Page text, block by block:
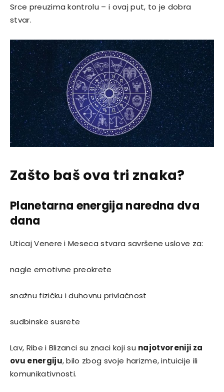
Srce preuzima kontrolu – i ovaj put, to je dobra
stvar.
Zašto baš ova tri znaka?
Planetarna energija naredna dva
dana
Uticaj Venere i Meseca stvara savršene uslove za:
nagle emotivne preokrete
snažnu fizičku i duhovnu privlačnost
sudbinske susrete
Lav, Ribe i Blizanci su znaci koji su najotvoreniji za
ovu energiju, bilo zbog svoje harizme, intuicije ili
komunikativnosti.